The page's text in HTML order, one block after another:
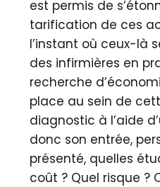
est permis de
tarification de ces
l’instant où ceux-là
des infirmières en
recherche
place au sein de
diagnostic à l’aide
donc son entrée,
présenté, quelles
coût ? Quel risque ?